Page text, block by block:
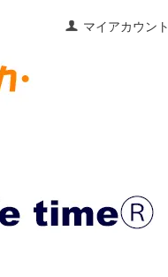
マイアカウント